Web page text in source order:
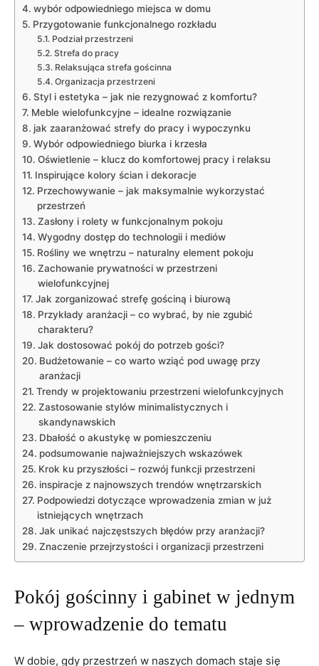
wybór odpowiedniego miejsca w domu
Przygotowanie funkcjonalnego rozkładu
Podział przestrzeni
Strefa do pracy
Relaksująca strefa gościnna
Organizacja przestrzeni
Styl i estetyka – jak nie rezygnować z komfortu?
Meble wielofunkcyjne – idealne rozwiązanie
jak zaaranżować strefy do pracy i wypoczynku
Wybór odpowiedniego biurka i krzesła
Oświetlenie – klucz do komfortowej pracy i relaksu
Inspirujące kolory ścian i dekoracje
Przechowywanie – jak maksymalnie wykorzystać
przestrzeń
Zasłony i rolety w funkcjonalnym pokoju
Wygodny dostęp do technologii i mediów
Rośliny we wnętrzu – naturalny element pokoju
Zachowanie prywatności w przestrzeni
wielofunkcyjnej
Jak zorganizować strefę gościną i biurową
Przykłady aranżacji – co wybrać, by nie zgubić
charakteru?
Jak dostosować pokój do potrzeb gości?
Budżetowanie – co warto wziąć pod uwagę przy
aranżacji
Trendy w projektowaniu przestrzeni wielofunkcyjnych
Zastosowanie stylów minimalistycznych i
skandynawskich
Dbałość o akustykę w pomieszczeniu
podsumowanie najważniejszych wskazówek
Krok ku przyszłości – rozwój funkcji przestrzeni
inspiracje z najnowszych trendów wnętrzarskich
Podpowiedzi dotyczące wprowadzenia zmian w już
istniejących wnętrzach
Jak unikać najczęstszych błędów przy aranżacji?
Znaczenie przejrzystości i organizacji przestrzeni
Pokój gościnny i gabinet w jednym
– wprowadzenie do tematu
W dobie, gdy przestrzeń w naszych domach staje się